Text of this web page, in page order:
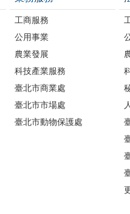
工商服務
公用事業
農業發展
科技產業服務
臺北市商業處
臺北市市場處
臺北市動物保護處